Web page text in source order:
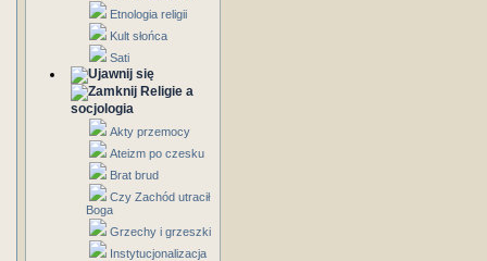
Etnologia religii
Kult słońca
Sati
Religie a
socjologia
Akty przemocy
Ateizm po czesku
Brat brud
Czy Zachód utracił
Boga
Grzechy i grzeszki
Instytucjonalizacja